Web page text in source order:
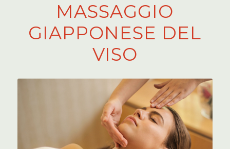
MASSAGGIO
GIAPPONESE DEL
VISO